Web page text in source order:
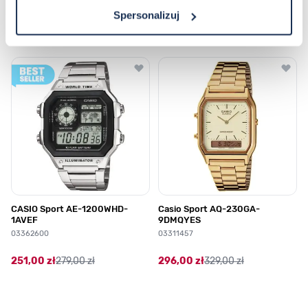
Spersonalizuj
Najczęściej kupowane
Poruszanie się po elementach karuzeli jest możliwe za pomocą
Naciśnij, aby pominąć karuzelę
Naciśnij, aby przejść do nawigacji karuzeli
CASIO Sport AE-1200WHD-
1AVEF
03362600
251,00 zł279,00 zł
Casio Sport AQ-230GA-
9DMQYES
03311457
296,00 zł329,00 zł